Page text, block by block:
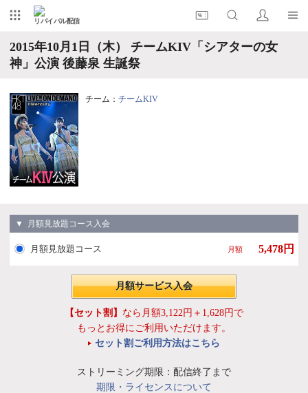
リバイバル配信
2015年10月1日（木） チームKIV「シアターの女
神」公演 後藤泉 生誕祭
チーム： チームKIV
▼ 月額見放題コース入会
月額見放題コース 月額 5,478円
月額サービス入会
【セット割】 なら月額3,122円＋1,628円で
もっとお得にご利用いただけます。
セット割ご利用方法はこちら
ストリーミング期限：配信終了まで
期限・ライセンスについて